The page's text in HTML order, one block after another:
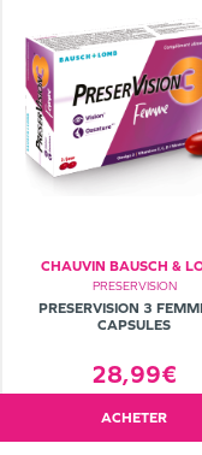
CHAUVIN BAUSCH &
PRESERVISION
PRESERVISION 3
CAPSULES
28,99€
ACHETER